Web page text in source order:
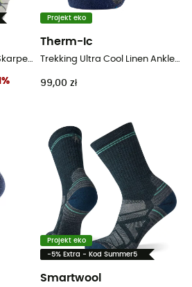
%
Projekt eko
Therm-Ic
99,00 zł
Projekt eko
-5% Extra - Kod Summer5
Smartwool